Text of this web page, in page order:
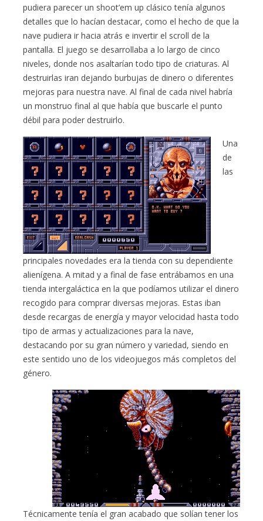
pudiera parecer un shoot’em up clásico tenía algunos
detalles que lo hacían destacar, como el hecho de que la
nave pudiera ir hacia atrás e invertir el scroll de la
pantalla. El juego se desarrollaba a lo largo de cinco
niveles, donde nos asaltarían todo tipo de criaturas. Al
destruirlas iran dejando burbujas de dinero o diferentes
mejoras para nuestra nave. Al final de cada nivel habría
un monstruo final al que había que buscarle el punto
débil para poder destruirlo.
Una
de
las
principales novedades era la tienda con su dependiente
alienígena. A mitad y a final de fase entrábamos en una
tienda intergaláctica en la que podíamos utilizar el dinero
recogido para comprar diversas mejoras. Estas iban
desde recargas de energía y mayor velocidad hasta todo
tipo de armas y actualizaciones para la nave,
destacando por su gran número y variedad, siendo en
este sentido uno de los videojuegos más completos del
género.
Técnicamente tenía el gran acabado que solían tener los